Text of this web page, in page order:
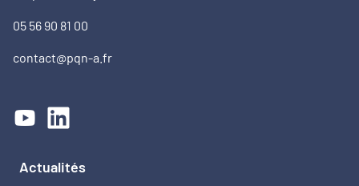
05 56 90 81 00
contact@pqn-a.fr
Actualités